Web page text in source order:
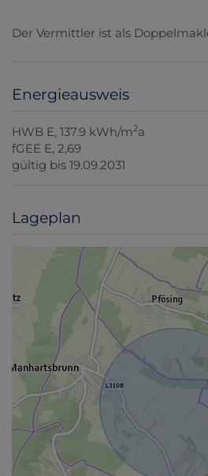
Der Vermittler ist als
Energieausweis
HWB E, 137.9 kWh/m2a
fGEE E, 2,69
gültig bis 19.09.2031
Lageplan